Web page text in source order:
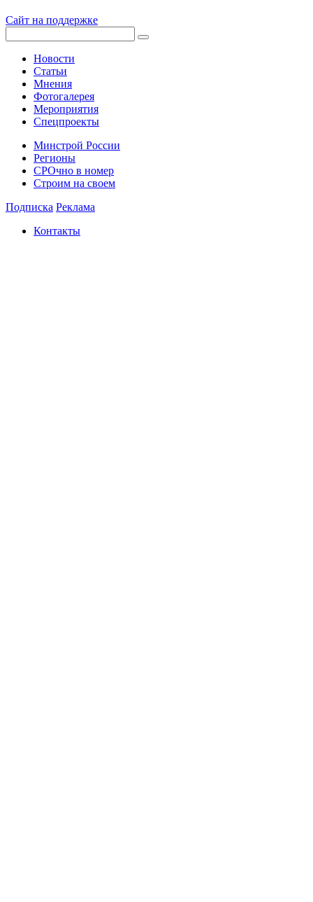
Сайт на поддержке
Новости
Статьи
Мнения
Фотогалерея
Мероприятия
Спецпроекты
Минстрой России
Регионы
СРОчно в номер
Строим на своем
Подписка Реклама
Контакты